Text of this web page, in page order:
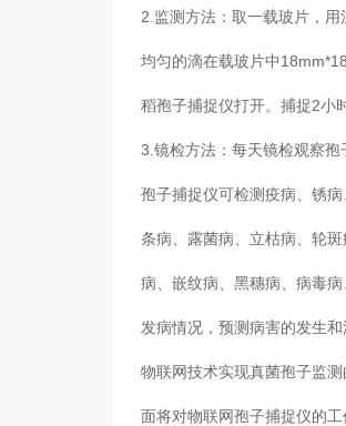
2.监测方法：取一载玻片，
均匀的滴在载玻片中
稻孢子捕捉仪打开。捕捉2小
3.镜检方法：每天镜检观察
孢子捕捉仪可检测疫病、锈
条病、露菌病、立枯病、轮
病、嵌纹病、黑穗病、病毒
发病情况，预测病害的发生
物联网技术实现真菌孢子监
面将对物联网孢子捕捉仪的